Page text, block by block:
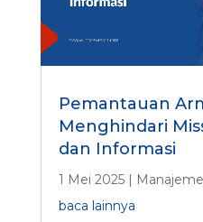
Pemantauan
Menghindari
dan Informasi
1 Mei 2025|
baca lainnya